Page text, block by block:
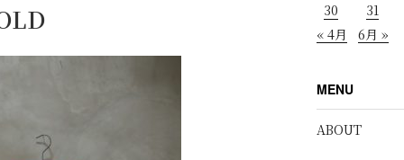
30
31
« 4月
6月 »
MENU
ABOUT